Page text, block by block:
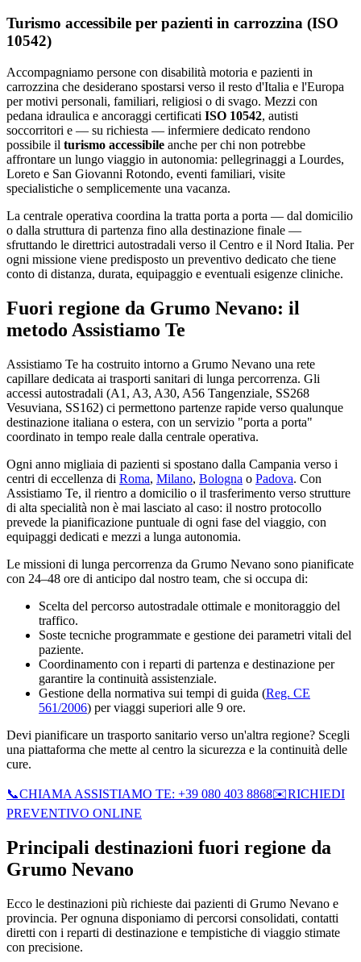
Turismo accessibile per pazienti in carrozzina (ISO
10542)
Accompagniamo persone con disabilità motoria e pazienti in
carrozzina che desiderano spostarsi verso il resto d'Italia e l'Europa
per motivi personali, familiari, religiosi o di svago. Mezzi con
pedana idraulica e ancoraggi certificati ISO 10542, autisti
soccorritori e — su richiesta — infermiere dedicato rendono
possibile il turismo accessibile anche per chi non potrebbe
affrontare un lungo viaggio in autonomia: pellegrinaggi a Lourdes,
Loreto e San Giovanni Rotondo, eventi familiari, visite
specialistiche o semplicemente una vacanza.
La centrale operativa coordina la tratta porta a porta — dal domicilio
o dalla struttura di partenza fino alla destinazione finale —
sfruttando le direttrici autostradali verso il Centro e il Nord Italia. Per
ogni missione viene predisposto un preventivo dedicato che tiene
conto di distanza, durata, equipaggio e eventuali esigenze cliniche.
Fuori regione da Grumo Nevano: il
metodo Assistiamo Te
Assistiamo Te ha costruito intorno a Grumo Nevano una rete
capillare dedicata ai trasporti sanitari di lunga percorrenza. Gli
accessi autostradali (A1, A3, A30, A56 Tangenziale, SS268
Vesuviana, SS162) ci permettono partenze rapide verso qualunque
destinazione italiana o estera, con un servizio "porta a porta"
coordinato in tempo reale dalla centrale operativa.
Ogni anno migliaia di pazienti si spostano dalla Campania verso i
centri di eccellenza di Roma, Milano, Bologna o Padova. Con
Assistiamo Te, il rientro a domicilio o il trasferimento verso strutture
di alta specialità non è mai lasciato al caso: il nostro protocollo
prevede la pianificazione puntuale di ogni fase del viaggio, con
equipaggi dedicati e mezzi a lunga autonomia.
Le missioni di lunga percorrenza da Grumo Nevano sono pianificate
con 24–48 ore di anticipo dal nostro team, che si occupa di:
Scelta del percorso autostradale ottimale e monitoraggio del
traffico.
Soste tecniche programmate e gestione dei parametri vitali del
paziente.
Coordinamento con i reparti di partenza e destinazione per
garantire la continuità assistenziale.
Gestione della normativa sui tempi di guida (Reg. CE
561/2006) per viaggi superiori alle 9 ore.
Devi pianificare un trasporto sanitario verso un'altra regione? Scegli
una piattaforma che mette al centro la sicurezza e la continuità delle
cure.
📞CHIAMA ASSISTIAMO TE: +39 080 403 8868✉️RICHIEDI
PREVENTIVO ONLINE
Principali destinazioni fuori regione da
Grumo Nevano
Ecco le destinazioni più richieste dai pazienti di Grumo Nevano e
provincia. Per ognuna disponiamo di percorsi consolidati, contatti
diretti con i reparti di destinazione e tempistiche di viaggio stimate
con precisione.